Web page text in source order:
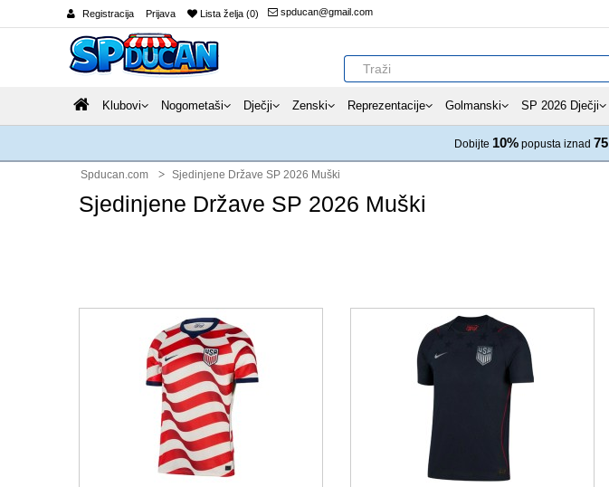
Registracija Prijava Lista želja (0) spducan@gmail.com
Klubovi Nogometaši Dječji Zenski Reprezentacije Golmanski SP 2026 Dječji
Dobijte 10% popusta iznad 75
Spducan.com Sjedinjene Države SP 2026 Muški
Sjedinjene Države SP 2026 Muški